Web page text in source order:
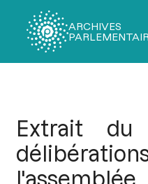
ARCHIVES
Extrait du